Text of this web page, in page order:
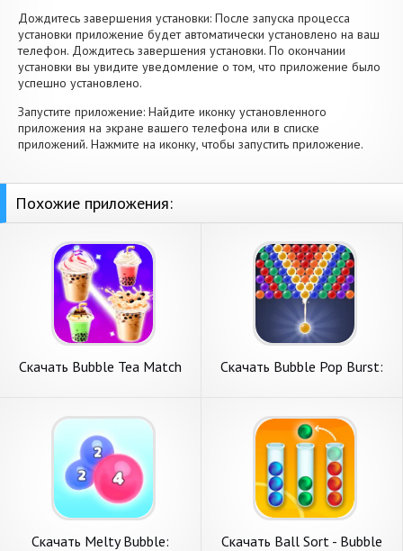
Дождитесь завершения установки: После запуска процесса
установки приложение будет автоматически установлено на ваш
телефон. Дождитесь завершения установки. По окончании
установки вы увидите уведомление о том, что приложение было
успешно установлено.
Запустите приложение: Найдите иконку установленного
приложения на экране вашего телефона или в списке
приложений. Нажмите на иконку, чтобы запустить приложение.
Похожие приложения:
Скачать Bubble Tea Match
Скачать Bubble Pop Burst:
Андроид
Скачать Melty Bubble:
Скачать Ball Sort - Bubble